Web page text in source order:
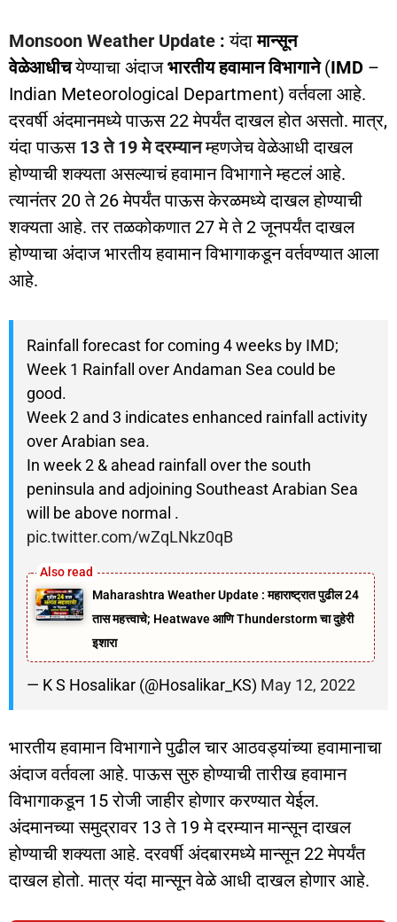
Monsoon Weather Update : यंदामान्सून
वेळेआधीचयेण्याचा अंदाजभारतीय हवामान विभागाने(IMD –
Indian Meteorological Department) वर्तवला आहे.
दरवर्षी अंदमानमध्ये पाऊस 22 मेपर्यंत दाखल होत असतो. मात्र,
यंदा पाऊस 13 ते 19 मे दरम्यानम्हणजेच वेळेआधी दाखल
होण्याची शक्यता असल्याचं हवामान विभागाने म्हटलं आहे.
त्यानंतर 20 ते 26 मेपर्यंत पाऊस केरळमध्ये दाखल होण्याची
शक्यता आहे. तर तळकोकणात 27 मे ते 2 जूनपर्यंत दाखल
होण्याचा अंदाज भारतीय हवामान विभागाकडून वर्तवण्यात आला
आहे.
Rainfall forecast for coming 4 weeks by IMD;
Week 1 Rainfall over Andaman Sea could be
good.
Week 2 and 3 indicates enhanced rainfall activity
over Arabian sea.
In week 2 & ahead rainfall over the south
peninsula and adjoining Southeast Arabian Sea
will be above normal .
pic.twitter.com/wZqLNkz0qB
Maharashtra Weather Update : महाराष्ट्रात पुढील 24
तास महत्त्वाचे; Heatwave आणि Thunderstorm चा दुहेरी
इशारा
— K S Hosalikar (@Hosalikar_KS) May 12, 2022
भारतीय हवामान विभागाने पुढील चार आठवड्यांच्या हवामानाचा
अंदाज वर्तवला आहे. पाऊस सुरु होण्याची तारीख हवामान
विभागाकडून 15 रोजी जाहीर होणार करण्यात येईल.
अंदमानच्या समुद्रावर 13 ते 19 मे दरम्यान मान्सून दाखल
होण्याची शक्यता आहे. दरवर्षी अंदबारमध्ये मान्सून 22 मेपर्यंत
दाखल होतो. मात्र यंदा मान्सून वेळे आधी दाखल होणार आहे.